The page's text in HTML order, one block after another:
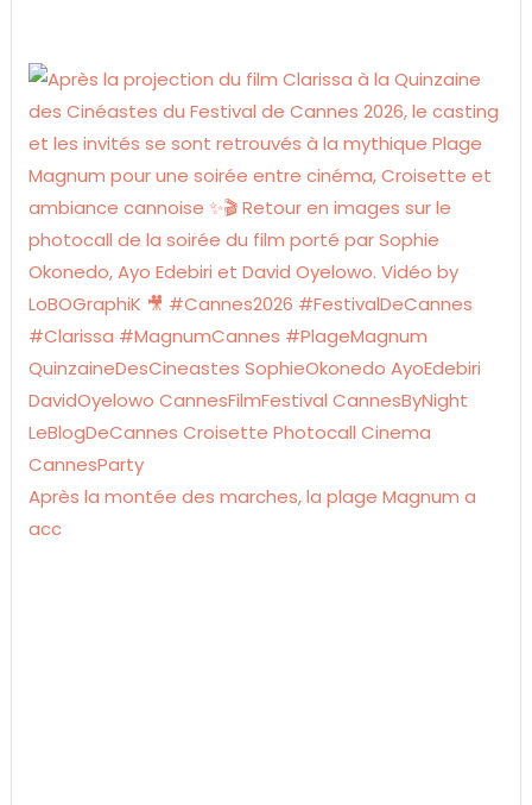
Après la montée des marches, la plage Magnum a
acc